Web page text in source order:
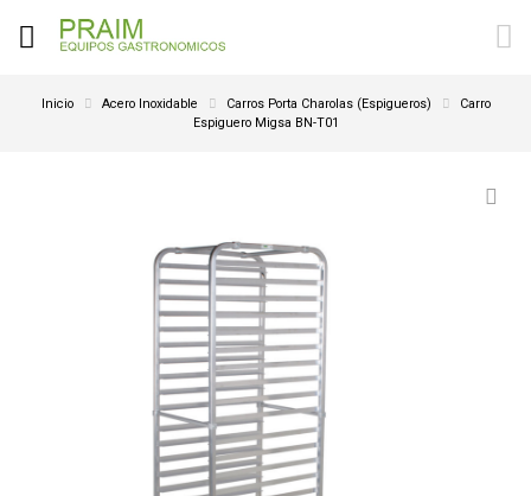
Inicio Acero Inoxidable Carros Porta Charolas (Espigueros)
Carro
Espiguero Migsa BN-T01